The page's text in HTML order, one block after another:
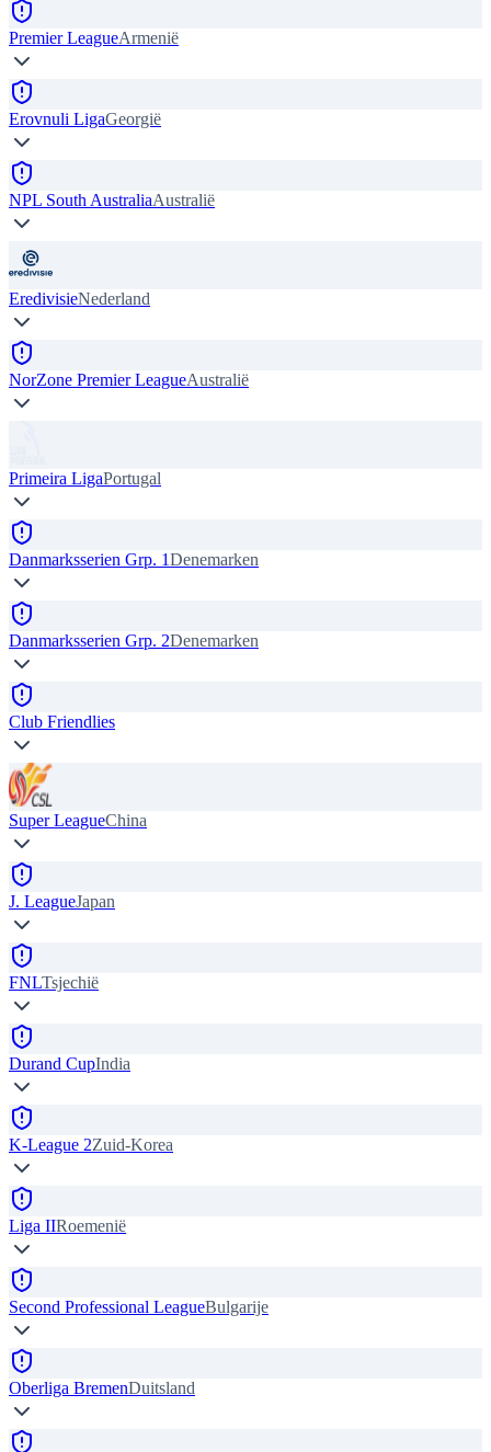
Premier LeagueArmenië
Erovnuli LigaGeorgië
NPL South AustraliaAustralië
EredivisieNederland
NorZone Premier LeagueAustralië
Primeira LigaPortugal
Danmarksserien Grp. 1Denemarken
Danmarksserien Grp. 2Denemarken
Club Friendlies
Super LeagueChina
J. LeagueJapan
FNLTsjechië
Durand CupIndia
K-League 2Zuid-Korea
Liga IIRoemenië
Second Professional LeagueBulgarije
Oberliga BremenDuitsland